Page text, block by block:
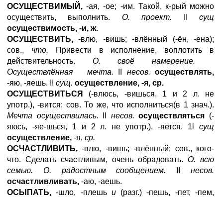
ОСУЩЕСТВИМЫЙ, -ая, -ое; -им. Такой, к-рый можно
осуществить, выполнить. О. проект. IIсущ
осуществимость, -и, ж.
ОСУЩЕСТВИТЬ, -влю, -вишь; -влённый (-ён, -ена);
сов., что. Привести в исполнение, воплотить в
действительность. О. своё намерение.
Осуществлённая мечта.
несов. осуществлять,
-яю, -яешь. II сущ. осуществление, -я, ср.
ОСУЩЕСТВИТЬСЯ
(-влюсь, -вишься, 1 и 2 л. не
употр.), -вится; сов. То же, что исполниться(в 1 знач.).
Мечта осуществилась.
несов. осуществляться (-
яюсь, -яе-шься, 1 и 2 л. не употр.), -яется. 1l сущ
осуществление, -я, ср.
ОСЧАСТЛИВИТЬ, -влю, -вишь; -влённый; сов., кого-
что. Сделать счастливым, очень обрадовать. О. всю
семью. О. радостным сообщением. IIнесов.
осчастливливать, -аю, -аешь.
ОСЫПАТЬ, -шло, -плешь и(разг.) -пешь, -пет, -пем,